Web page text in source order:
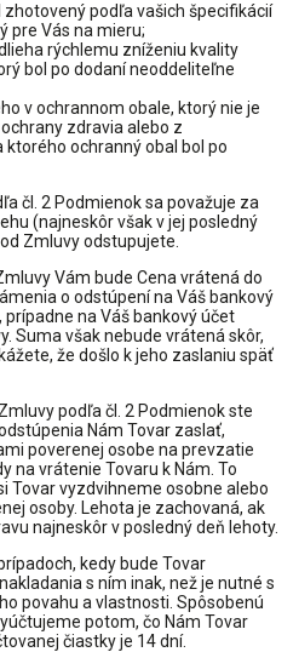
zhotovený podľa vašich špecifikácií
pre Vás na mieru;
rýchlemu zníženiu kvality
bol po dodaní neoddeliteľne
v ochrannom obale, ktorý nie je
zdravia alebo z
ktorého ochranný obal bol po
čl. 2 Podmienok sa považuje za
(najneskôr však v jej posledný
Zmluvy odstupujete.
Vám bude Cena vrátená do
o odstúpení na Váš bankový
na Váš bankový účet
Suma však nebude vrátená skôr,
že došlo k jeho zaslaniu späť
podľa čl. 2 Podmienok ste
Nám Tovar zaslať,
poverenej osobe na prevzatie
na vrátenie Tovaru k Nám. To
Tovar vyzdvihneme osobne alebo
osoby. Lehota je zachovaná, ak
najneskôr v posledný deň lehoty.
kedy bude Tovar
s ním inak, než je nutné s
povahu a vlastnosti. Spôsobenú
potom, čo Nám Tovar
čiastky je 14 dní.